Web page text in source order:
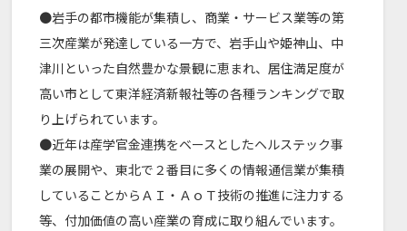
●岩手の都市機能が集積し、商業・サービス業等の第
三次産業が発達している一方で、岩手山や姫神山、中
津川といった自然豊かな景観に恵まれ、居住満足度が
高い市として東洋経済新報社等の各種ランキングで取
り上げられています。
●近年は産学官金連携をベースとしたヘルステック事
業の展開や、東北で２番目に多くの情報通信業が集積
していることからＡＩ・ＡｏＴ技術の推進に注力する
等、付加価値の高い産業の育成に取り組んでいます。